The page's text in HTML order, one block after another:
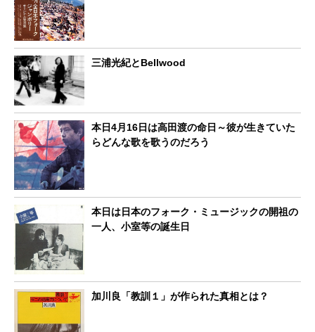
三浦光紀とBellwood
本日4月16日は高田渡の命日～彼が生きていた
らどんな歌を歌うのだろう
本日は日本のフォーク・ミュージックの開祖の
一人、小室等の誕生日
加川良「教訓１」が作られた真相とは？